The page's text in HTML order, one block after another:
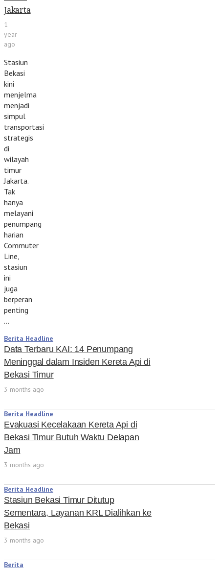
Jakarta
1
year
ago
Stasiun
Bekasi
kini
menjelma
menjadi
simpul
transportasi
strategis
di
wilayah
timur
Jakarta.
Tak
hanya
melayani
penumpang
harian
Commuter
Line,
stasiun
ini
juga
berperan
penting
…
Berita Headline
Data Terbaru KAI: 14 Penumpang
Meninggal dalam Insiden Kereta Api di
Bekasi Timur
3 months ago
Berita Headline
Evakuasi Kecelakaan Kereta Api di
Bekasi Timur Butuh Waktu Delapan
Jam
3 months ago
Berita Headline
Stasiun Bekasi Timur Ditutup
Sementara, Layanan KRL Dialihkan ke
Bekasi
3 months ago
Berita